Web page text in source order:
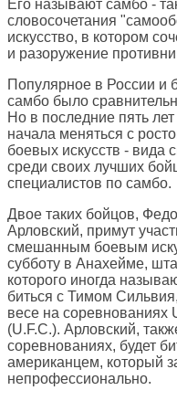
Его называют самбо -
словосочетания
искусство, в котором
и разоружение
Популярное в России и
самбо было
Но в последние пять
начала меняться с
боевых искусств - вида
среди своих лучших
специалистов по самбо.
Двое таких бойцов,
Арловский, примут
смешанным боевым
субботу в Анахейме,
которого иногда
биться с Тимом
весе на соревнованиях
(U.F.C.). Арловский,
соревнованиях, будет
американцем, который
непрофессионально.